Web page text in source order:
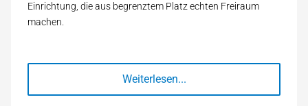
Einrichtung, die aus begrenztem Platz echten Freiraum
machen.
Weiterlesen...